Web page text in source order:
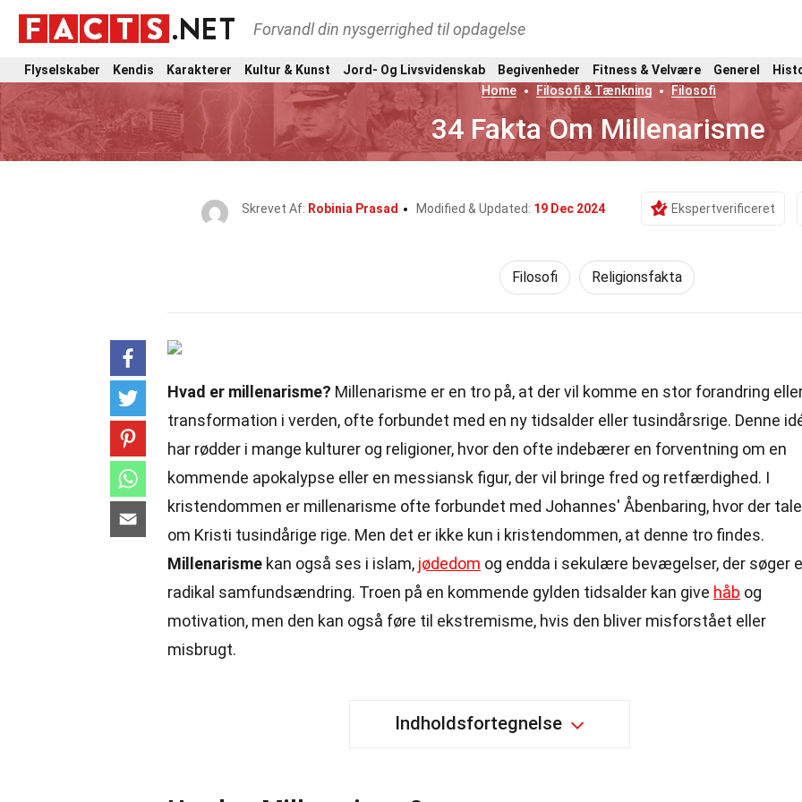
Forvandl din nysgerrighed til opdagelse
Flyselskaber Kendis Karakterer Kultur & Kunst Jord- Og Livsvidenskab Begivenheder Fitness & Velvære Generel
Home
Filosofi & Tænkning Filosofi
34 Fakta Om Millenarisme
Skrevet Af: Robinia Prasad Modified & Updated: 19 Dec 2024 Ekspertverificeret
Filosofi Religionsfakta
Hvad er millenarisme? Millenarisme er en tro på, at der vil komme en stor forandring
transformation i verden, ofte forbundet med en ny tidsalder eller tusindårsrige. Denne
har rødder i mange kulturer og religioner, hvor den ofte indebærer en forventning om en
kommende apokalypse eller en messiansk figur, der vil bringe fred og retfærdighed. I
kristendommen er millenarisme ofte forbundet med Johannes' Åbenbaring, hvor der
om Kristi tusindårige rige. Men det er ikke kun i kristendommen, at denne tro findes.
Millenarisme kan også ses i islam, jødedom og endda i sekulære bevægelser, der søger
radikal samfundsændring. Troen på en kommende gylden tidsalder kan give håb og
motivation, men den kan også føre til ekstremisme, hvis den bliver misforstået eller
misbrugt.
Indholdsfortegnelse